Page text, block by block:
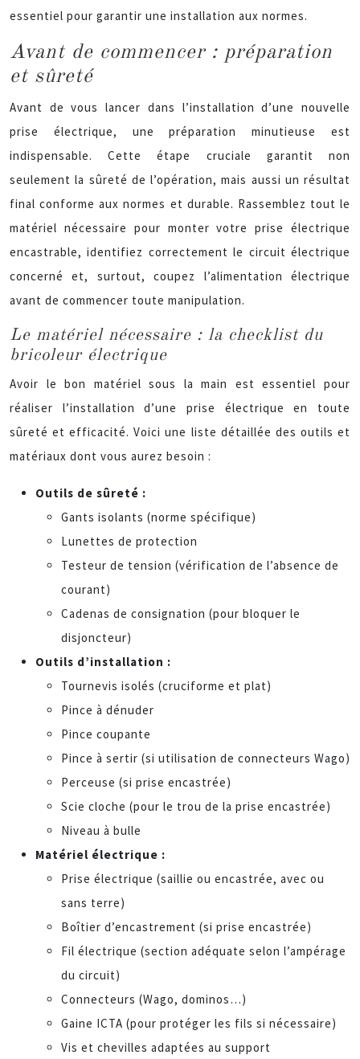
essentiel pour garantir une installation aux normes.
Avant de commencer : préparation
et sûreté
Avant de vous lancer dans l’installation d’une nouvelle
prise électrique, une préparation minutieuse est
indispensable. Cette étape cruciale garantit non
seulement la sûreté de l’opération, mais aussi un résultat
final conforme aux normes et durable. Rassemblez tout le
matériel nécessaire pour monter votre prise électrique
encastrable, identifiez correctement le circuit électrique
concerné et, surtout, coupez l’alimentation électrique
avant de commencer toute manipulation.
Le matériel nécessaire : la checklist du
bricoleur électrique
Avoir le bon matériel sous la main est essentiel pour
réaliser l’installation d’une prise électrique en toute
sûreté et efficacité. Voici une liste détaillée des outils et
matériaux dont vous aurez besoin :
Outils de sûreté :
Gants isolants (norme spécifique)
Lunettes de protection
Testeur de tension (vérification de l’absence de
courant)
Cadenas de consignation (pour bloquer le
disjoncteur)
Outils d’installation :
Tournevis isolés (cruciforme et plat)
Pince à dénuder
Pince coupante
Pince à sertir (si utilisation de connecteurs Wago)
Perceuse (si prise encastrée)
Scie cloche (pour le trou de la prise encastrée)
Niveau à bulle
Matériel électrique :
Prise électrique (saillie ou encastrée, avec ou
sans terre)
Boîtier d’encastrement (si prise encastrée)
Fil électrique (section adéquate selon l’ampérage
du circuit)
Connecteurs (Wago, dominos…)
Gaine ICTA (pour protéger les fils si nécessaire)
Vis et chevilles adaptées au support